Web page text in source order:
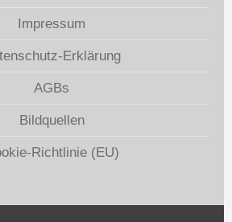
Impressum
Erklärung
AGBs
Bildquellen
Richtlinie (EU)